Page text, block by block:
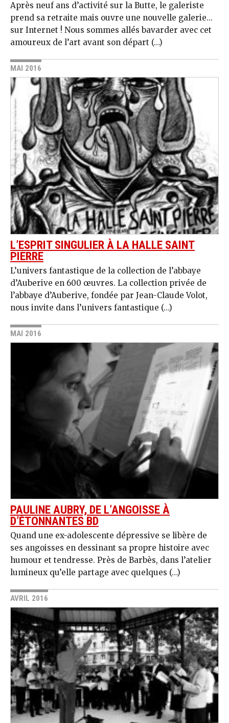
Après neuf ans d’activité sur la Butte, le galeriste
prend sa retraite mais ouvre une nouvelle galerie...
sur Internet ! Nous sommes allés bavarder avec cet
amoureux de l’art avant son départ (…)
MAI 2016
L’ESPRIT SINGULIER À LA HALLE SAINT
PIERRE
L’univers fantastique de la collection de l’abbaye
d’Auberive en 600 œuvres. La collection privée de
l’abbaye d’Au­berive, fondée par Jean-Claude Volot,
nous invite dans l’univers fantastique (…)
MAI 2016
PAULINE AUBRY, DE L’ANGOISSE À
D’ÉTONNANTES BD
Quand une ex-adolescente dépressive se libère de
ses angoisses en dessinant sa propre histoire avec
humour et tendresse. Près de Barbès, dans l’atelier
lumineux qu’elle partage avec quelques (…)
AVRIL 2016